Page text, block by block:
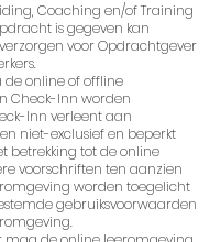
Coaching en/of Training
is gegeven kan
voor Opdrachtgever
de online of offline
Check-Inn worden
Inn verleent aan
niet-exclusief en beperkt
betrekking tot de online
voorschriften ten aanzien
worden toegelicht
gebruiksvoorwaarden